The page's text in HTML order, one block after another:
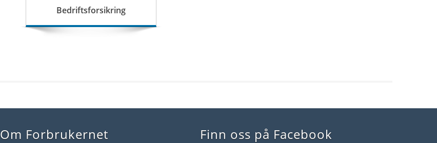
Bedriftsforsikring
Om Forbrukernet Finn oss på Facebook